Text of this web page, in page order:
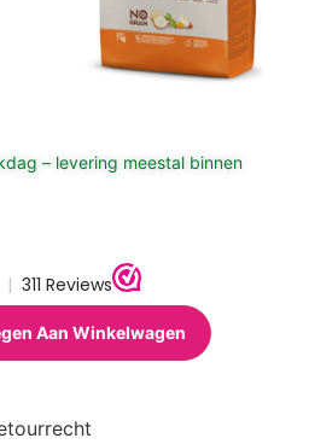
– levering meestal binnen
Aan Winkelwagen